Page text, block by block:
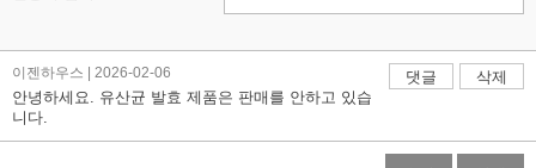
이젠하우스 | 2026-02-06 삭제
댓글
안녕하세요. 유산균 발효 제품은 판매를 안하고 있습
니다.